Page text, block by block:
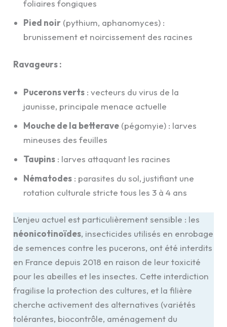
foliaires fongiques
Pied noir (pythium, aphanomyces) :
brunissement et noircissement des racines
Ravageurs :
Pucerons verts : vecteurs du virus de la
jaunisse, principale menace actuelle
Mouche de la betterave (pégomyie) : larves
mineuses des feuilles
Taupins : larves attaquant les racines
Nématodes : parasites du sol, justifiant une
rotation culturale stricte tous les 3 à 4 ans
L’enjeu actuel est particulièrement sensible : les
néonicotinoïdes, insecticides utilisés en enrobage
de semences contre les pucerons, ont été interdits
en France depuis 2018 en raison de leur toxicité
pour les abeilles et les insectes. Cette interdiction
fragilise la protection des cultures, et la filière
cherche activement des alternatives (variétés
tolérantes, biocontrôle, aménagement du